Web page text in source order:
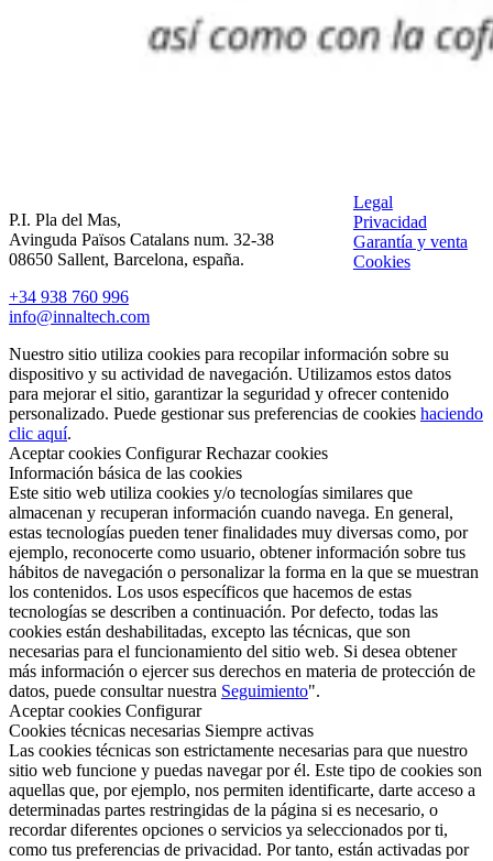
P.I. Pla del Mas,
Avinguda Països Catalans num. 32-38
08650 Sallent, Barcelona, españa.
+34 938 760 996
info@innaltech.com
Legal
Privacidad
Garantía y venta
Cookies
Nuestro sitio utiliza cookies para recopilar información sobre su
dispositivo y su actividad de navegación. Utilizamos estos datos
para mejorar el sitio, garantizar la seguridad y ofrecer contenido
personalizado. Puede gestionar sus preferencias de cookies haciendo
clic aquí.
Aceptar cookies Configurar Rechazar cookies
Información básica de las cookies
Este sitio web utiliza cookies y/o tecnologías similares que
almacenan y recuperan información cuando navega. En general,
estas tecnologías pueden tener finalidades muy diversas como, por
ejemplo, reconocerte como usuario, obtener información sobre tus
hábitos de navegación o personalizar la forma en la que se muestran
los contenidos. Los usos específicos que hacemos de estas
tecnologías se describen a continuación. Por defecto, todas las
cookies están deshabilitadas, excepto las técnicas, que son
necesarias para el funcionamiento del sitio web. Si desea obtener
más información o ejercer sus derechos en materia de protección de
datos, puede consultar nuestra Seguimiento".
Aceptar cookies Configurar
Cookies técnicas necesarias Siempre activas
Las cookies técnicas son estrictamente necesarias para que nuestro
sitio web funcione y puedas navegar por él. Este tipo de cookies son
aquellas que, por ejemplo, nos permiten identificarte, darte acceso a
determinadas partes restringidas de la página si es necesario, o
recordar diferentes opciones o servicios ya seleccionados por ti,
como tus preferencias de privacidad. Por tanto, están activadas por